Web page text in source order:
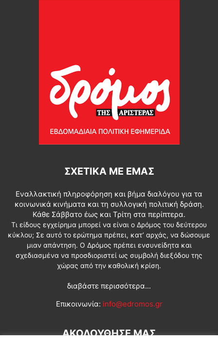
ΣΧΕΤΙΚΆ ΜΕ ΕΜΆΣ
Εναλλακτική πληροφόρηση και βήμα διαλόγου για τα
κοινωνικά κινήματα και τη συλλογική πολιτική δράση.
Κάθε Σάββατο έως και Τρίτη στα περίπτερα.
Τι είδους εγχείρημα μπορεί να είναι ο Δρόμος του δεύτερου
κύκλου; Σε αυτό το ερώτημα πρέπει, κατ’ αρχάς, να δώσουμε
μιαν απάντηση. Ο Δρόμος πρέπει ενσυνείδητα και
σχεδιασμένα να προσδιοριστεί ως συμβολή διεξόδου της
χώρας από την καθολική κρίση.
διαβάστε περισσότερα...
Επικοινωνία: info@edromos.gr
ΑΚΟΛΟΥΘΗΣΕ ΜΑΣ